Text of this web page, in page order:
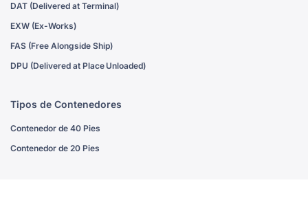
DAT (Delivered at Terminal)
EXW (Ex-Works)
FAS (Free Alongside Ship)
DPU (Delivered at Place Unloaded)
Tipos de Contenedores
Contenedor de 40 Pies
Contenedor de 20 Pies